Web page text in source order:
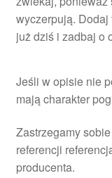
wyczerpują.
już dziś i zadbaj o
Jeśli w opisie nie
mają charakter
Zastrzegamy
referencji
producenta.